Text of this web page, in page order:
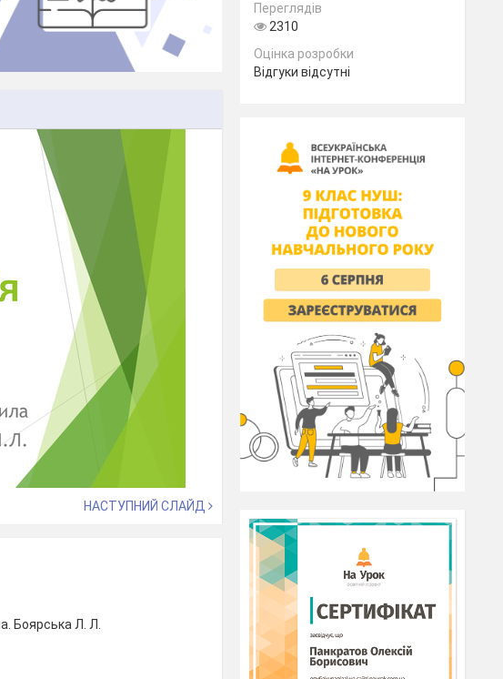
НАСТУПНИЙ СЛАЙД
Боярська Л. Л.
Переглядів
2310
Оцінка розробки
Відгуки відсутні